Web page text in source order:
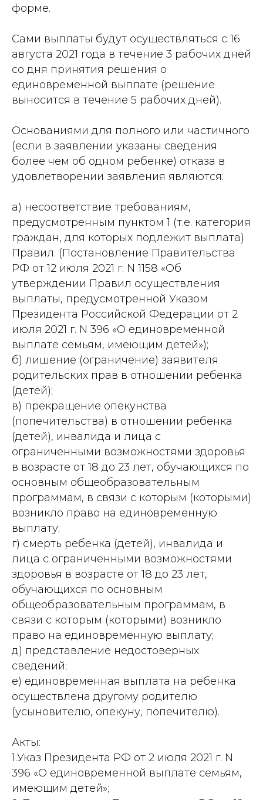
форме.
Сами выплаты будут осуществляться с 16
августа 2021 года в течение 3 рабочих дней
со дня принятия решения о
единовременной выплате (решение
выносится в течение 5 рабочих дней).
Основаниями для полного или частичного
(если в заявлении указаны сведения
более чем об одном ребенке) отказа в
удовлетворении заявления являются:
а) несоответствие требованиям,
предусмотренным пунктом 1 (т.е. категория
граждан, для которых подлежит выплата)
Правил. (Постановление Правительства
РФ от 12 июля 2021 г. N 1158 «Об
утверждении Правил осуществления
выплаты, предусмотренной Указом
Президента Российской Федерации от 2
июля 2021 г. N 396 «О единовременной
выплате семьям, имеющим детей»);
б) лишение (ограничение) заявителя
родительских прав в отношении ребенка
(детей);
в) прекращение опекунства
(попечительства) в отношении ребенка
(детей), инвалида и лица с
ограниченными возможностями здоровья
в возрасте от 18 до 23 лет, обучающихся по
основным общеобразовательным
программам, в связи с которым (которыми)
возникло право на единовременную
выплату;
г) смерть ребенка (детей), инвалида и
лица с ограниченными возможностями
здоровья в возрасте от 18 до 23 лет,
обучающихся по основным
общеобразовательным программам, в
связи с которым (которыми) возникло
право на единовременную выплату;
д) представление недостоверных
сведений;
е) единовременная выплата на ребенка
осуществлена другому родителю
(усыновителю, опекуну, попечителю).
Акты:
1.Указ Президента РФ от 2 июля 2021 г. N
396 «О единовременной выплате семьям,
имеющим детей»;